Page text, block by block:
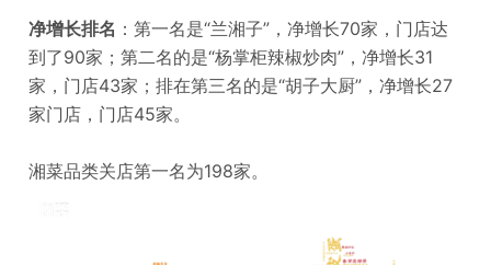
净增长排名 ：第一名是“兰湘子”，净增长70家，门店达
到了90家；第二名的是“杨掌柜辣椒炒肉”，净增长31
家，门店43家；排在第三名的是“胡子大厨”，净增长27
家门店，门店45家。
湘菜品类关店第一名为198家。